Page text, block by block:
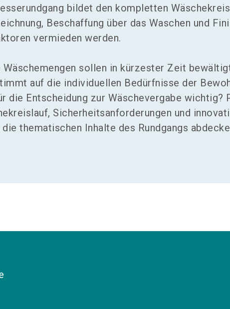
bildet den kompletten
Beschaffung über das Waschen und
vermieden werden.
Wäschemengen sollen in kürzester Zeit
auf die individuellen Bedürfnisse der
die Entscheidung zur Wäschevergabe wichtig?
Sicherheitsanforderungen und
thematischen Inhalte des Rundgangs